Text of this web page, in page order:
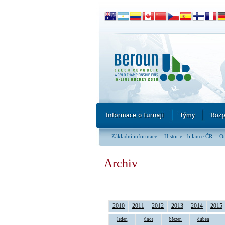
Základní informace Historie - bilance ČR
Archiv
2010 2011 2012 2013 2014 2015
leden únor březen duben